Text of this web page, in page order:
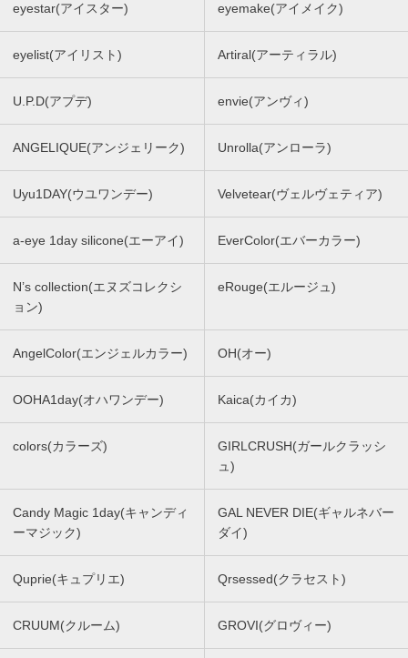
eyestar(アイスター) eyemake(アイメイク)
eyelist(アイリスト) Artiral(アーティラル)
U.P.D(アプデ) envie(アンヴィ)
ANGELIQUE(アンジェリーク) Unrolla(アンローラ)
Uyu1DAY(ウユワンデー) Velvetear(ヴェルヴェティア)
a-eye 1day silicone(エーアイ) EverColor(エバーカラー)
N’s collection(エヌズコレクシ
ョン)
eRouge(エルージュ)
AngelColor(エンジェルカラー) OH(オー)
OOHA1day(オハワンデー) Kaica(カイカ)
colors(カラーズ)
GIRLCRUSH(ガールクラッシ
ュ)
Candy Magic 1day(キャンディ
ーマジック)
GAL NEVER DIE(ギャルネバー
ダイ)
Quprie(キュプリエ) Qrsessed(クラセスト)
CRUUM(クルーム) GROVI(グロヴィー)